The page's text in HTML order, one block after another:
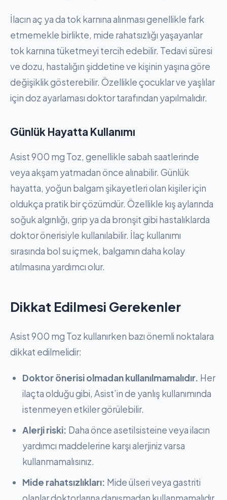
İlacın aç ya da tok karnına alınması genellikle fark
etmemekle birlikte, mide rahatsızlığı yaşayanlar
tok karnına tüketmeyi tercih edebilir. Tedavi süresi
ve dozu, hastalığın şiddetine ve kişinin yaşına göre
değişiklik gösterebilir. Özellikle çocuklar ve yaşlılar
için doz ayarlaması doktor tarafından yapılmalıdır.
Günlük Hayatta Kullanımı
Asist 900 mg Toz, genellikle sabah saatlerinde
veya akşam yatmadan önce alınabilir. Günlük
hayatta, yoğun balgam şikayetleri olan kişiler için
oldukça pratik bir çözümdür. Özellikle kış aylarında
soğuk algınlığı, grip ya da bronşit gibi hastalıklarda
doktor önerisiyle kullanılabilir. İlaç kullanımı
sırasında bol su içmek, balgamın daha kolay
atılmasına yardımcı olur.
Dikkat Edilmesi Gerekenler
Asist 900 mg Toz kullanırken bazı önemli noktalara
dikkat edilmelidir:
Doktor önerisi olmadan kullanılmamalıdır. Her
ilaçta olduğu gibi, Asist’in de yanlış kullanımında
istenmeyen etkiler görülebilir.
Alerji riski: Daha önce asetilsisteine veya ilacın
yardımcı maddelerine karşı alerjiniz varsa
kullanmamalısınız.
Mide rahatsızlıkları: Mide ülseri veya gastriti